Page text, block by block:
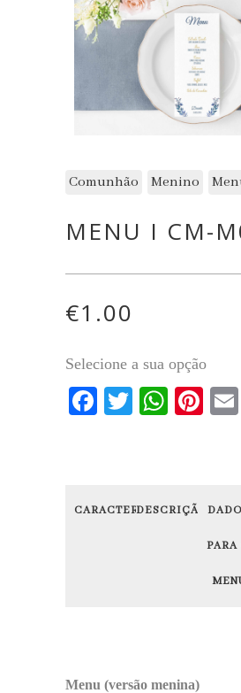
Comunhão Menino
MENU I CM-
€1.00
Selecione a sua opção
Facebook
Twitter
CARACTERÍSTICAS
DESCRIÇÃO
PARA
Menu (versão menina)